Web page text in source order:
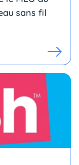
sans fil